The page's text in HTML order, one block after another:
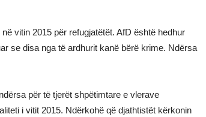
vitin 2015 për refugjatëtët. AfD është hedhur
se disa nga të ardhurit kanë bërë krime. Ndërsa
për të tjerët shpëtimtare e vlerave
i vitit 2015. Ndërkohë që djathtistët kërkonin